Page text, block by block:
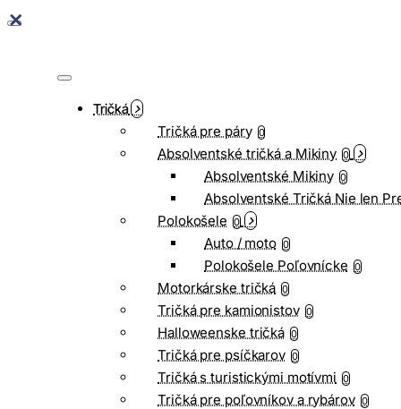
Tričká
Tričká pre páry 0
Absolventské tričká a Mikiny 0
Absolventské Mikiny 0
Absolventské Tričká Nie len
Polokošele 0
Auto / moto 0
Polokošele Poľovnícke 0
Motorkárske tričká 0
Tričká pre kamionistov 0
Halloweenske tričká 0
Tričká pre psíčkarov 0
Tričká s turistickými motívmi 0
Tričká pre poľovníkov a rybárov 0